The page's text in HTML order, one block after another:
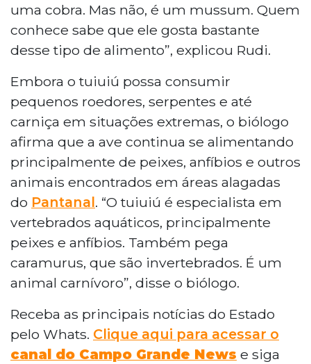
uma cobra. Mas não, é um mussum. Quem
conhece sabe que ele gosta bastante
desse tipo de alimento”, explicou Rudi.
Embora o tuiuiú possa consumir
pequenos roedores, serpentes e até
carniça em situações extremas, o biólogo
afirma que a ave continua se alimentando
principalmente de peixes, anfíbios e outros
animais encontrados em áreas alagadas
do Pantanal. “O tuiuiú é especialista em
vertebrados aquáticos, principalmente
peixes e anfíbios. Também pega
caramurus, que são invertebrados. É um
animal carnívoro”, disse o biólogo.
Receba as principais notícias do Estado
pelo Whats. Clique aqui para acessar o
canal do Campo Grande News e siga